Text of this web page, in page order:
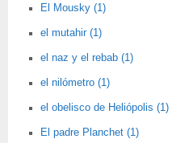
El Mousky (1)
el mutahir (1)
el naz y el rebab (1)
el nilómetro (1)
el obelisco de Heliópolis (1)
El padre Planchet (1)